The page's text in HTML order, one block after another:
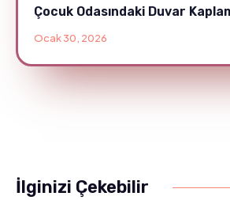
Çocuk Odasındaki Duvar
Ocak 30, 2026
İlginizi Çekebilir